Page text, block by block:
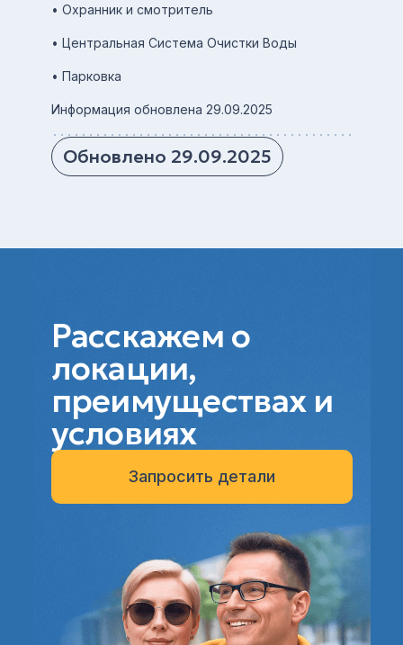
• Охранник и смотритель
• Центральная Система Очистки Воды
• Парковка
Информация обновлена 29.09.2025
Обновлено 29.09.2025
Расскажем о
локации,
преимуществах и
условиях
Запросить детали